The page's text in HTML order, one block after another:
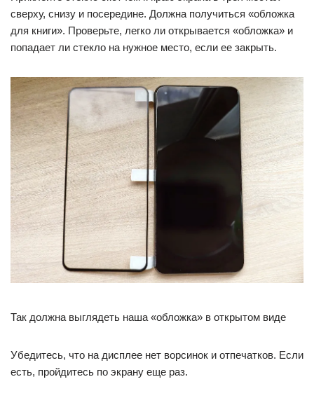
сверху, снизу и посередине. Должна получиться «обложка
для книги». Проверьте, легко ли открывается «обложка» и
попадает ли стекло на нужное место, если ее закрыть.
Так должна выглядеть наша «обложка» в открытом виде
Убедитесь, что на дисплее нет ворсинок и отпечатков. Если
есть, пройдитесь по экрану еще раз.